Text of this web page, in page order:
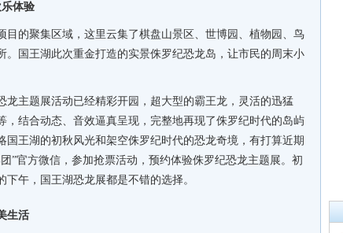
体验
目的聚集区域，这里云集了棋盘山景区、世博园、植物园、鸟
。国王湖此次重金打造的实景侏罗纪恐龙岛，让市民的周末小
龙主题展活动已经精彩开园，超大型的霸王龙，灵活的迅猛
，结合动态、音效逼真呈现，完整地再现了侏罗纪时代的岛屿
国王湖的初秋风光和架空侏罗纪时代的恐龙奇境，有打算近期
”官方微信，参加抢票活动，预约体验侏罗纪恐龙主题展。初
午，国王湖恐龙展都是不错的选择。
生活